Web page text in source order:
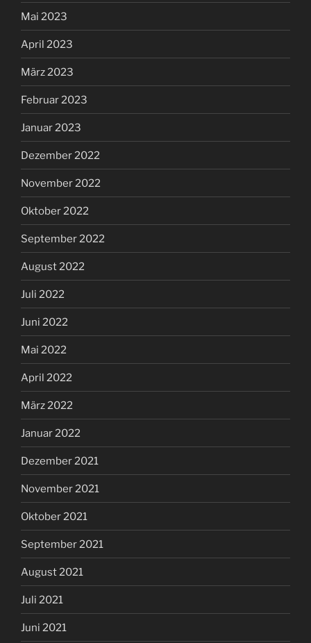
Mai 2023
April 2023
März 2023
Februar 2023
Januar 2023
Dezember 2022
November 2022
Oktober 2022
September 2022
August 2022
Juli 2022
Juni 2022
Mai 2022
April 2022
März 2022
Januar 2022
Dezember 2021
November 2021
Oktober 2021
September 2021
August 2021
Juli 2021
Juni 2021